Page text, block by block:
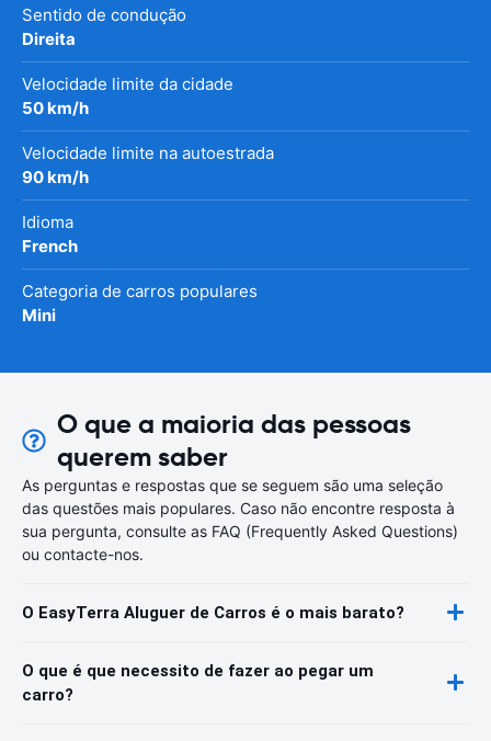
Sentido de condução
Direita
Velocidade limite da cidade
50 km/h
Velocidade limite na autoestrada
90 km/h
Idioma
French
Categoria de carros populares
Mini
O que a maioria das pessoas
querem saber
As perguntas e respostas que se seguem são uma seleção
das questões mais populares. Caso não encontre resposta à
sua pergunta, consulte as FAQ (Frequently Asked Questions)
ou contacte-nos.
O EasyTerra Aluguer de Carros é o mais barato?
O que é que necessito de fazer ao pegar um
carro?